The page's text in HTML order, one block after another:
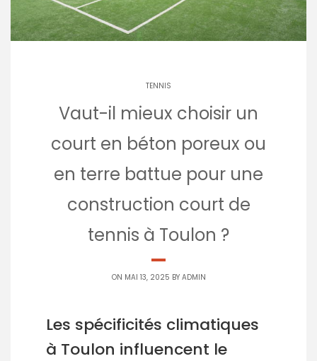
TENNIS
Vaut-il mieux choisir un
court en béton poreux ou
en terre battue pour une
construction court de
tennis à Toulon ?
ON MAI 13, 2025 BY ADMIN
Les spécificités climatiques
à Toulon influencent le